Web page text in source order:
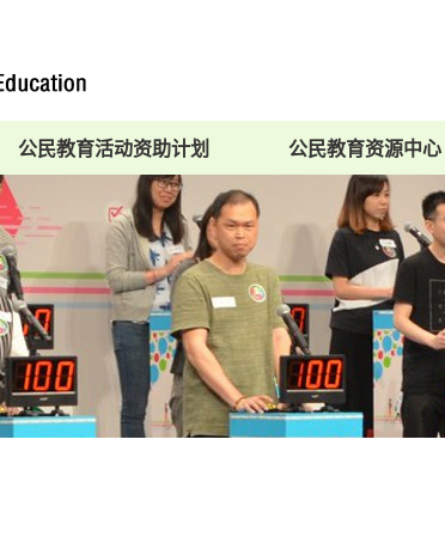
公民教育活动资助计划 公民教育资源中心